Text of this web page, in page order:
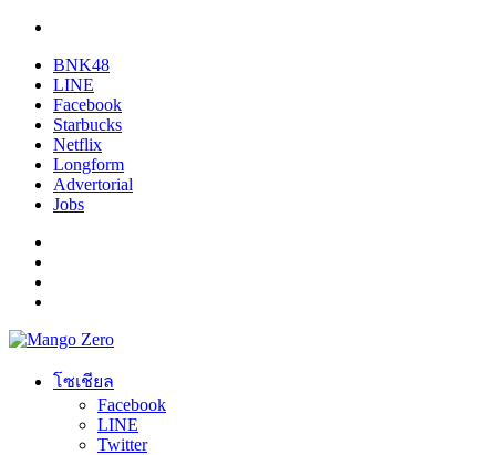
BNK48
LINE
Facebook
Starbucks
Netflix
Longform
Advertorial
Jobs
โซเชียล
Facebook
LINE
Twitter